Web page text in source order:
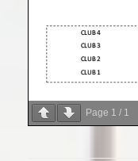
Page 1 / 1